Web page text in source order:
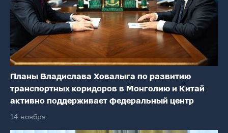
Планы Владислава Ховалыга по развитию
транспортных коридоров в Монголию и Китай
активно поддерживает федеральный центр
14 ноября